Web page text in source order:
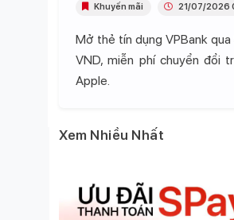
Mở thẻ tín dụng VPBank
VND, miễn phí chuyển đổi
Apple.
Khuyến mãi 21/07/2026
Xem Nhiều Nhất